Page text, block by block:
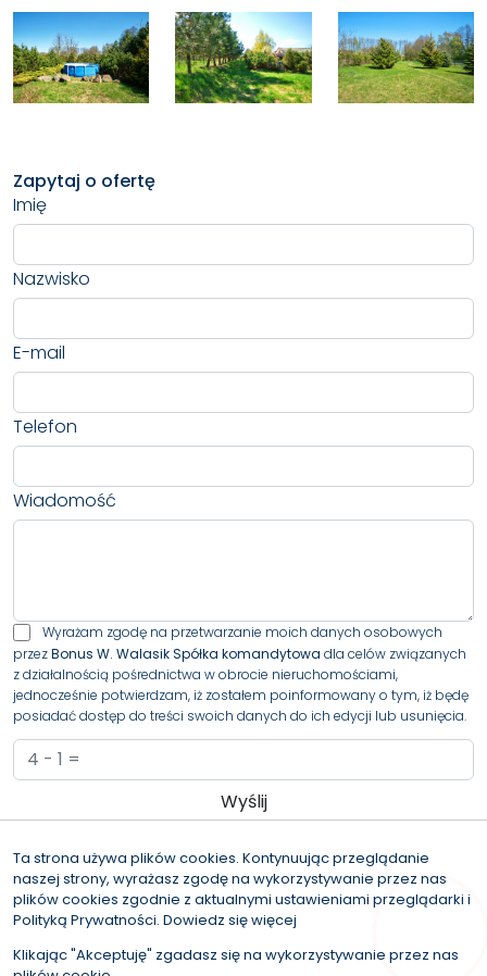
Zapytaj o ofertę
Imię
Nazwisko
E-mail
Telefon
Wiadomość
Wyrażam zgodę na przetwarzanie moich danych osobowych
przezBonus W. Walasik Spółka komandytowa dla celów związanych
z działalnością pośrednictwa w obrocie nieruchomościami,
jednocześnie potwierdzam, iż zostałem poinformowany o tym, iż będę
posiadać dostęp do treści swoich danych do ich edycji lub usunięcia.
komandytowa z siedzibą przy al. Bohaterów Warszawy 34/35, 70-340
Szczecin (“Administrator”), z którym można się skontaktować przez
adres iod@bonusnieruchomosci.pl.…czytaj więcej
© 2026 Wszystkie prawa zastrzeżone | Program dla biur
nieruchomości - asaricrm.com
Zapytaj o kredyt
Ta strona używa plików cookies. Kontynuując przeglądanie
naszej strony, wyrażasz zgodę na wykorzystywanie przez nas
plików cookies zgodnie z aktualnymi ustawieniami przeglądarki i
Polityką Prywatności. Dowiedz się więcej
Klikając "Akceptuję" zgadasz się na wykorzystywanie przez nas